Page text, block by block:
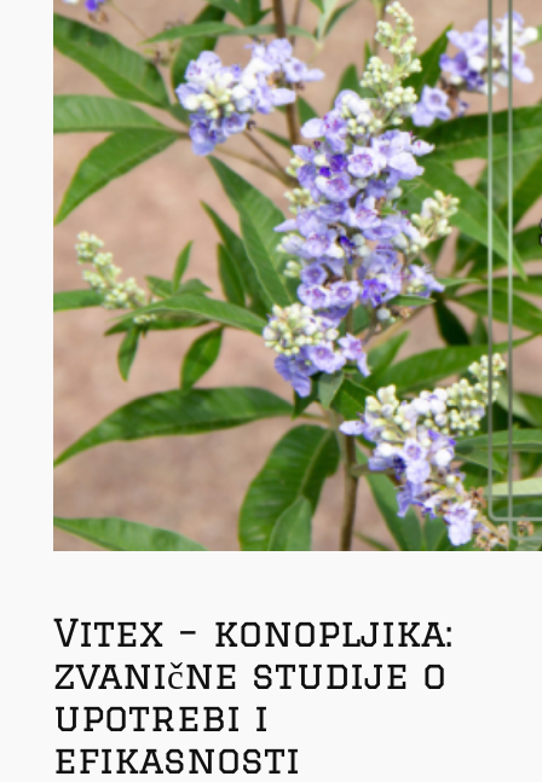
Vitex – konopljika:
zvanične studije o
upotrebi i
efikasnosti